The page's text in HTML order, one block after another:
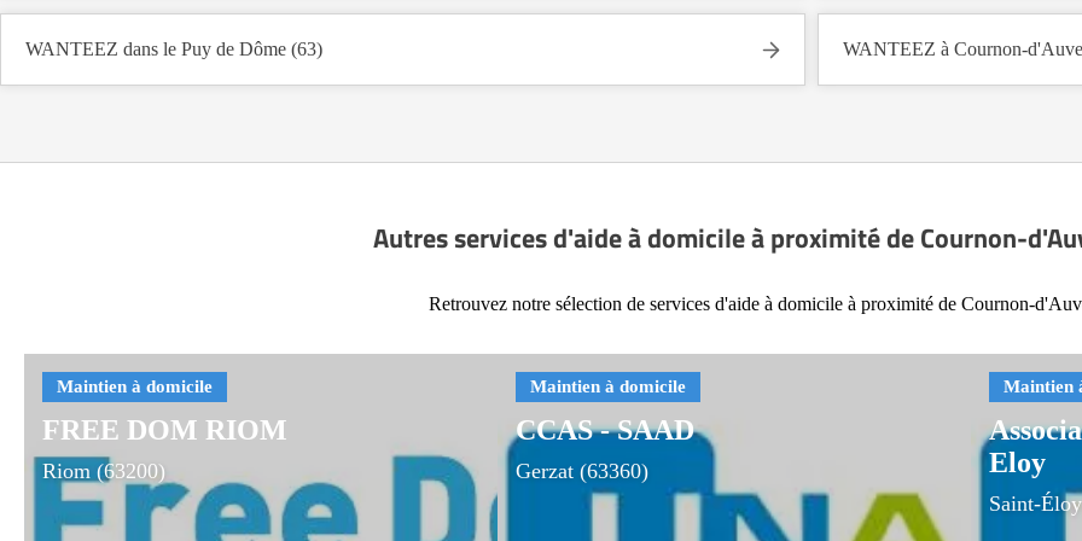
WANTEEZ dans le Puy de Dôme (63) WANTEEZ à Cournon-
Autres services d'aide à domicile à proximité de Cournon-
Retrouvez notre sélection de services d'aide à domicile à proximité de Cournon-
FREE DOM RIOM
Riom (63200)
CCAS - SAAD
Gerzat (63360)
Eloy
Saint-